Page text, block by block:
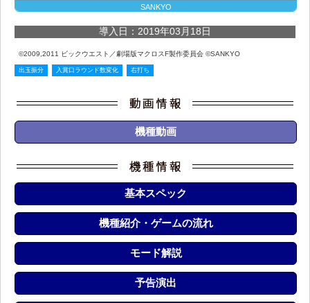
SANKYO
導入日：2019年03月18日
©2009,2011 ビックウエスト／劇場版マクロスF製作委員会 ©SANKYO
出玉振分 入賞口ラウンド数変化 右打ち
機種動画
基本スペック
機種紹介・ゲームの流れ
モード解説
予告演出